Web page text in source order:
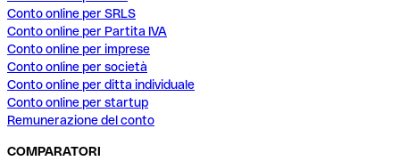
Conto online per SRLS
Conto online per Partita IVA
Conto online per imprese
Conto online per società
Conto online per ditta individuale
Conto online per startup
Remunerazione del conto
COMPARATORI